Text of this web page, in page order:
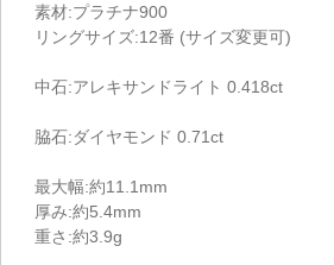
素材:プラチナ900
リングサイズ:12番 (サイズ変更可)
中石:アレキサンドライト 0.418ct
脇石:ダイヤモンド 0.71ct
最大幅:約11.1mm
厚み:約5.4mm
重さ:約3.9g